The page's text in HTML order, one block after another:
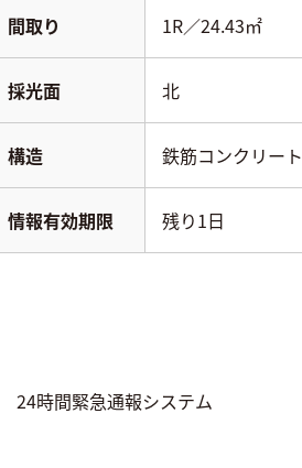
間取り 1R／24.43㎡
採光面 北
構造 鉄筋コンクリート
情報有効期限 残り1日
24時間緊急通報システム